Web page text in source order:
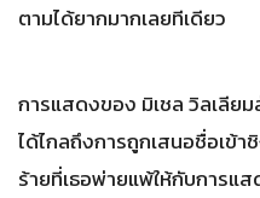
ตามได้ยากมากเลยทีเดียว
การแสดงของ มิเชล วิลเลีย
ได้ไกลถึงการถูกเสนอชื่อเข้
ร้ายที่เธอพ่ายแพ้ให้กับการแ